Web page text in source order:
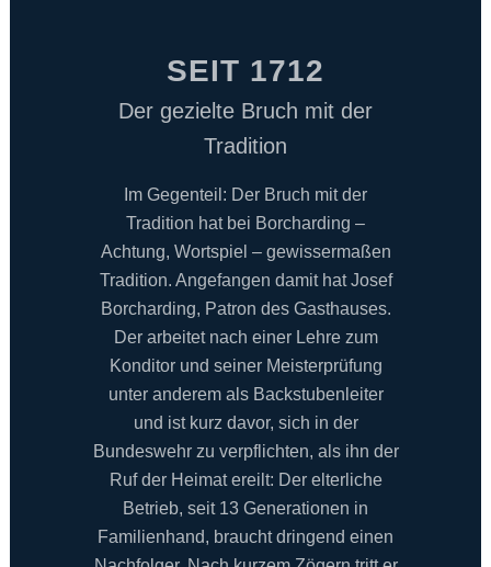
SEIT 1712
Der gezielte Bruch mit der
Tradition
Im Gegenteil: Der Bruch mit der
Tradition hat bei Borcharding –
Achtung, Wortspiel – gewissermaßen
Tradition. Angefangen damit hat Josef
Borcharding, Patron des Gasthauses.
Der arbeitet nach einer Lehre zum
Konditor und seiner Meisterprüfung
unter anderem als Backstubenleiter
und ist kurz davor, sich in der
Bundeswehr zu verpflichten, als ihn der
Ruf der Heimat ereilt: Der elterliche
Betrieb, seit 13 Generationen in
Familienhand, braucht dringend einen